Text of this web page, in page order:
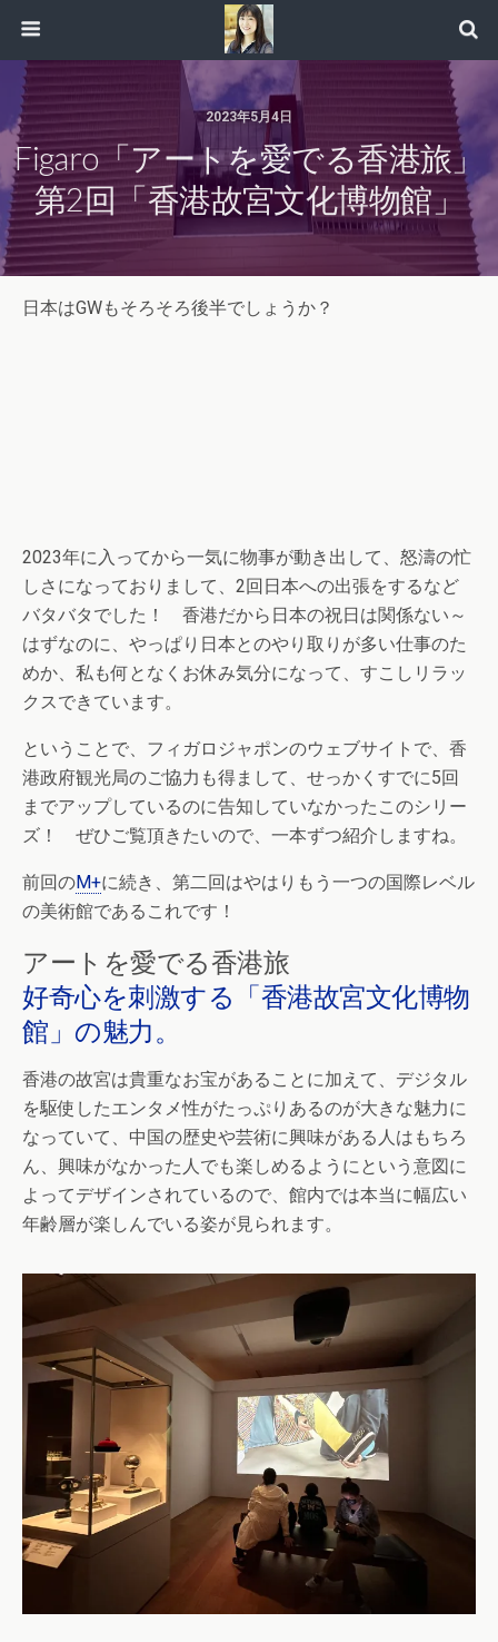
2023年5月4日
Figaro「アートを愛でる香港旅」
第2回「香港故宮文化博物館」
日本はGWもそろそろ後半でしょうか？
2023年に入ってから一気に物事が動き出して、怒濤の忙
しさになっておりまして、2回日本への出張をするなど
バタバタでした！ 香港だから日本の祝日は関係ない～
はずなのに、やっぱり日本とのやり取りが多い仕事のた
めか、私も何となくお休み気分になって、すこしリラッ
クスできています。
ということで、フィガロジャポンのウェブサイトで、香
港政府観光局のご協力も得まして、せっかくすでに5回
までアップしているのに告知していなかったこのシリー
ズ！ ぜひご覧頂きたいので、一本ずつ紹介しますね。
前回のM+に続き、第二回はやはりもう一つの国際レベル
の美術館であるこれです！
アートを愛でる香港旅
好奇心を刺激する「香港故宮文化博物
館」の魅力。
香港の故宮は貴重なお宝があることに加えて、デジタル
を駆使したエンタメ性がたっぷりあるのが大きな魅力に
なっていて、中国の歴史や芸術に興味がある人はもちろ
ん、興味がなかった人でも楽しめるようにという意図に
よってデザインされているので、館内では本当に幅広い
年齢層が楽しんでいる姿が見られます。